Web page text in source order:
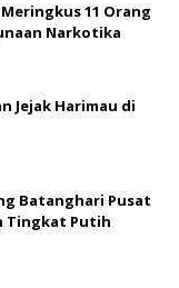
11 Orang
Narkotika
Jejak Harimau di
Batanghari Pusat
Tingkat Putih